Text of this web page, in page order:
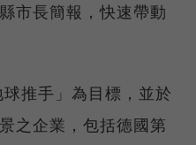
市長簡報，快速帶動
推手」為目標，並於
之企業，包括德國第